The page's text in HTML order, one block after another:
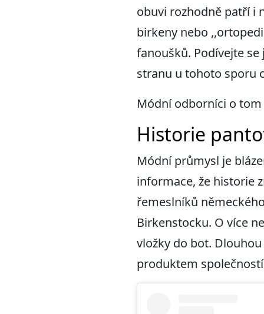
obuvi rozhodně patří i
birkeny nebo
fanoušků. Podívejte
stranu u tohoto sporu
Módní odborníci o
Historie
Módní průmysl je
informace, že historie
řemeslníků
Birkenstocku. O více
vložky do bot.
produktem